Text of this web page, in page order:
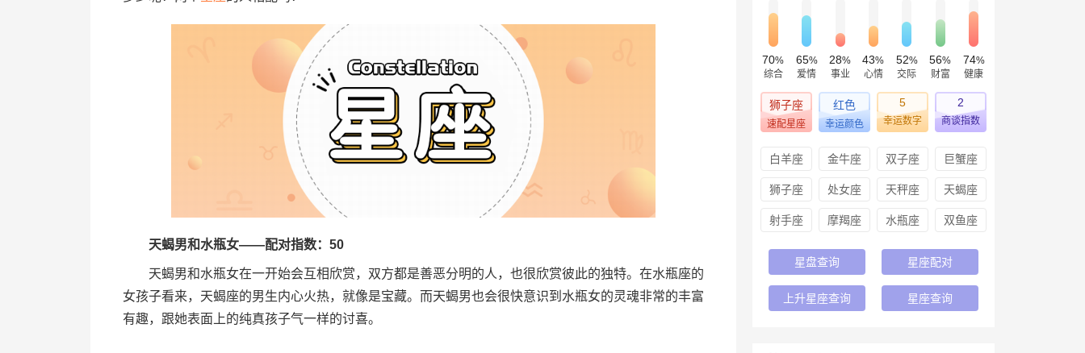
天蝎男和水瓶女——配对指数：50
天蝎男和水瓶女在一开始会互相欣赏，双方都是善恶分明的人，也很欣赏彼此的独特。在水瓶座的
女孩子看来，天蝎座的男生内心火热，就像是宝藏。而天蝎男也会很快意识到水瓶女的灵魂非常的丰富
有趣，跟她表面上的纯真孩子气一样的讨喜。
70%
综合
65%
爱情
28%
事业
43%
心情
52%
交际
56%
财富
74%
健康
狮子座
速配星座
红色
幸运颜色
5
幸运数字
2
商谈指数
白羊座 金牛座 双子座 巨蟹座
狮子座 处女座 天秤座 天蝎座
射手座 摩羯座 水瓶座 双鱼座
星盘查询 星座配对
上升星座查询 星座查询